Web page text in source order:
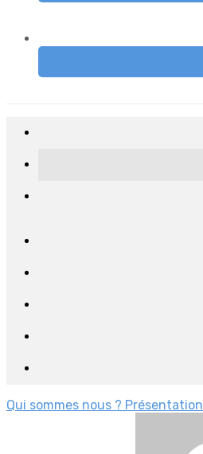
Qui sommes nous ? Présentation